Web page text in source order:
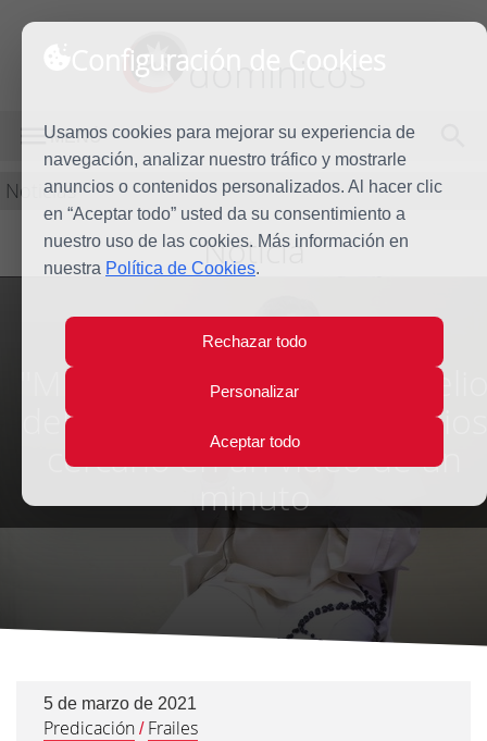
Configuración de Cookies
Usamos cookies para mejorar su experiencia de
navegación, analizar nuestro tráfico y mostrarle
anuncios o contenidos personalizados. Al hacer clic
en “Aceptar todo” usted da su consentimiento a
nuestro uso de las cookies. Más información en
nuestra Política de Cookies.
Rechazar todo
Personalizar
Aceptar todo
dominicos
MENÚ
Noticias
Noticia
"Mi amigo el fray", el
del día que muestra a un Dios
cercano en un vídeo de un
minuto
5 de marzo de 2021
Predicación / Frailes